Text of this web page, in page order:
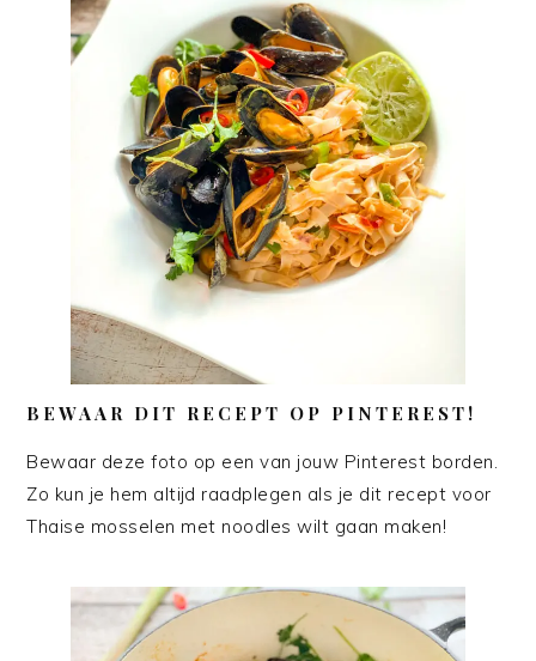
BEWAAR DIT RECEPT OP PINTEREST!
Bewaar deze foto op een van jouw Pinterest borden.
Zo kun je hem altijd raadplegen als je dit recept voor
Thaise mosselen met noodles wilt gaan maken!